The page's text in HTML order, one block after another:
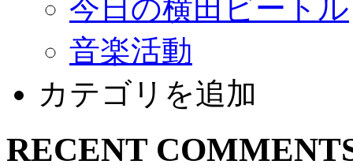
今日の横田ビートル
音楽活動
カテゴリを追加
RECENT